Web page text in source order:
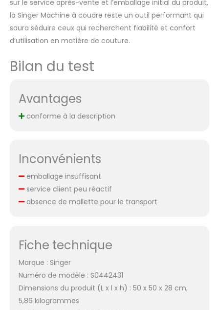
sur le service après-vente et l’emballage initial du produit,
la Singer Machine à coudre reste un outil performant qui
saura séduire ceux qui recherchent fiabilité et confort
d’utilisation en matière de couture.
Bilan du test
Avantages
conforme à la description
Inconvénients
emballage insuffisant
service client peu réactif
absence de mallette pour le transport
Fiche technique
Marque : Singer
Numéro de modèle : S0442431
Dimensions du produit (L x l x h) : 50 x 50 x 28 cm;
5,86 kilogrammes